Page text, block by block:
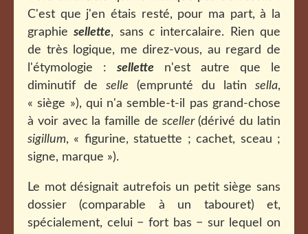
C'est que j'en étais resté, pour ma part, à la
graphiesellette, sansc intercalaire. Rien que
de très logique, me direz-vous, au regard de
l'étymologie : sellette n'est autre que le
diminutif de selle (emprunté du latin sella,
« siège »), qui n'a semble-t-il pas grand-chose
à voir avec la famille de sceller(dérivé du latin
sigillum, « figurine, statuette ; cachet, sceau ;
signe, marque »).
Le mot désignait autrefois un petit siège sans
dossier (comparable à un tabouret) et,
spécialement, celui − fort bas − sur lequel on